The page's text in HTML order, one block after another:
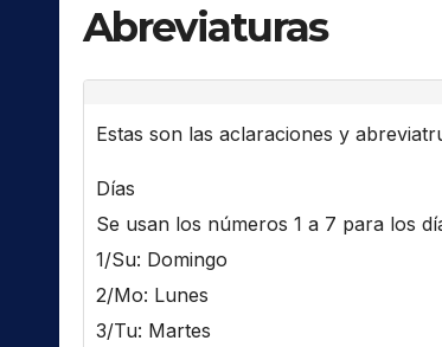
Abreviaturas
Estas son las aclaraciones y
Días
Se usan los números 1 a 7 para los
1/Su: Domingo
2/Mo: Lunes
3/Tu: Martes